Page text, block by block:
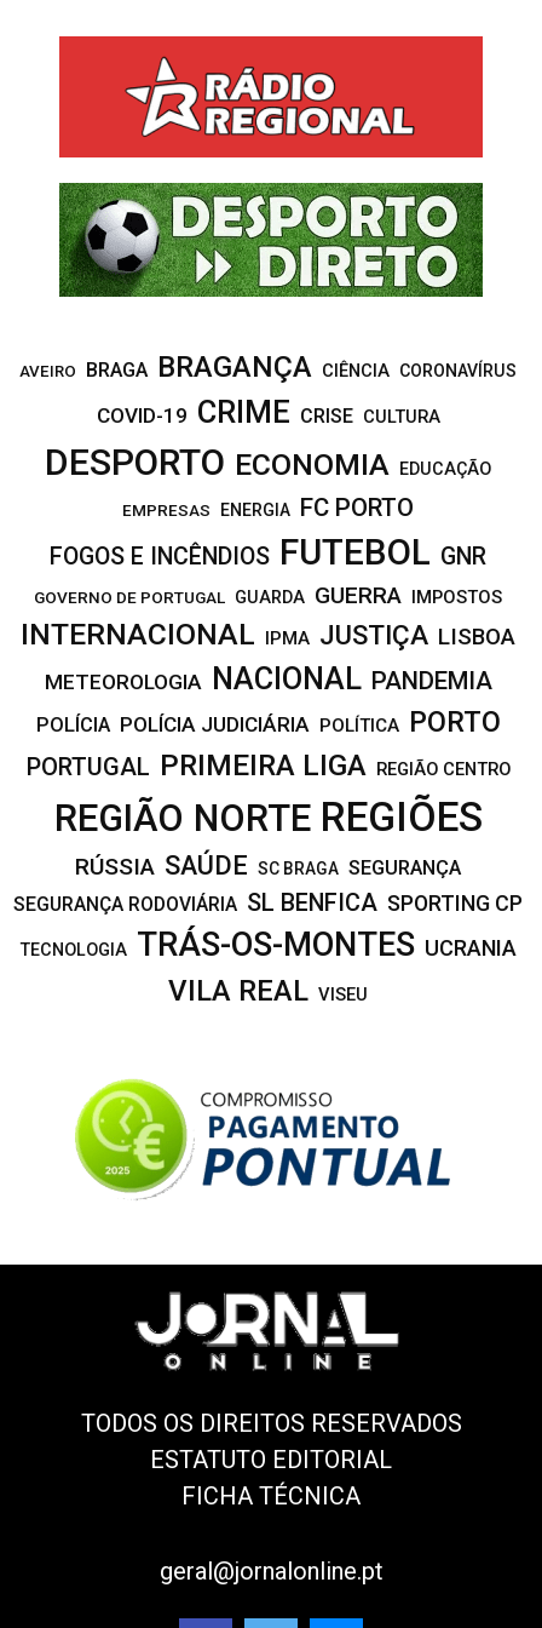
AVEIRO BRAGA BRAGANÇA CIÊNCIA CORONAVÍRUS
COVID-19 CRIME CRISE CULTURA
DESPORTO ECONOMIA EDUCAÇÃO
EMPRESAS ENERGIA FC PORTO
FOGOS E INCÊNDIOS FUTEBOL GNR
GOVERNO DE PORTUGAL GUARDA GUERRA IMPOSTOS
INTERNACIONAL IPMA JUSTIÇA LISBOA
METEOROLOGIA NACIONAL PANDEMIA
POLÍCIA POLÍCIA JUDICIÁRIA POLÍTICA PORTO
PORTUGAL PRIMEIRA LIGA REGIÃO CENTRO
REGIÃO NORTE REGIÕES
RÚSSIA SAÚDE SC BRAGA SEGURANÇA
SEGURANÇA RODOVIÁRIA SL BENFICA SPORTING CP
TECNOLOGIA TRÁS-OS-MONTES UCRANIA
VILA REAL VISEU
TODOS OS DIREITOS RESERVADOS
ESTATUTO EDITORIAL
FICHA TÉCNICA
geral@jornalonline.pt